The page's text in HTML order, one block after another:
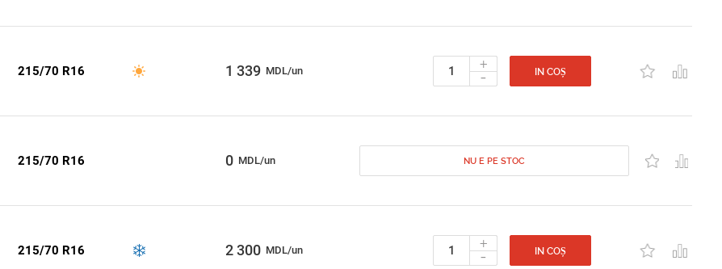
215/70 R16 1 339 MDL/un +
- IN COȘ
215/70 R16 0 MDL/un NU E PE STOC
215/70 R16 2 300 MDL/un +
- IN COȘ